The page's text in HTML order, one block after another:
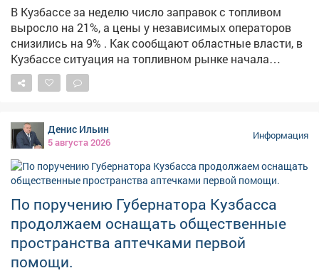
Безопасность - превыше всего! 💪 #Лагерь
#Безопасность #Эвакуация #ТренировкаМЧС
В Кузбассе за неделю число заправок с топливом
выросло на 21%, а цены у независимых операторов
снизились на 9% . Как сообщают областные власти, в
Кузбассе ситуация на топливном рынке начала
стабилизироваться. По их данным, за неделю
количество АЗС, на которых есть топливо, выросло на
операторов снизились на 9%. На штабе обсудили
текущую обстановку и отметили, что ажиотажный
спрос удалось снять, очереди на заправках
сократились. Для дальнейшей стабилизации
налаживается координация между независимыми
сетями, производителями и логистическими
операторами. Власти фиксируют жалобы из
отдельных поселений на отсутствие топлива. Главам
поручено отслеживать каждый сигнал и оперативно
отрабатывать проблемные точки. В ближайшие дни
Денис Ильин
5 августа 2026
Информация
По поручению Губернатора Кузбасса
продолжаем оснащать общественные
пространства аптечками первой
помощи.